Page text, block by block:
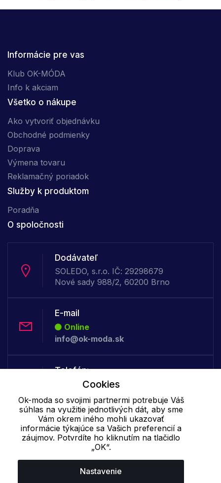
Informácie pre vas
Klub OK-MÓDA
Info k akciam
Všetko o nákupe
Ako vytvoriť objednávku
Obchodné podmienky
Doprava
Výmena tovaru
Reklamačný poriadok
Služby k produktom
Poradňa
O spoločnosti
Dodávateľ
SOLEDO, s.r.o. IČ: 29298679
Nové sady 988/2, 60200 Brno
E-mail
Online
info@ok-moda.sk
Telefón:
Offline
+421 277 278 079
Cookie - podrobné nastavenie | Ďalšie informácie| Spracovanie
osobných údajov
Cookies
Ok-moda so svojimi partnermi potrebuje Váš
súhlas na využitie jednotlivých dát, aby sme
Vám okrem iného mohli ukazovať
informácie týkajúce sa Vašich preferencií a
záujmov. Potvrdíte ho kliknutím na tlačidlo
„OK“.
Nastavenie